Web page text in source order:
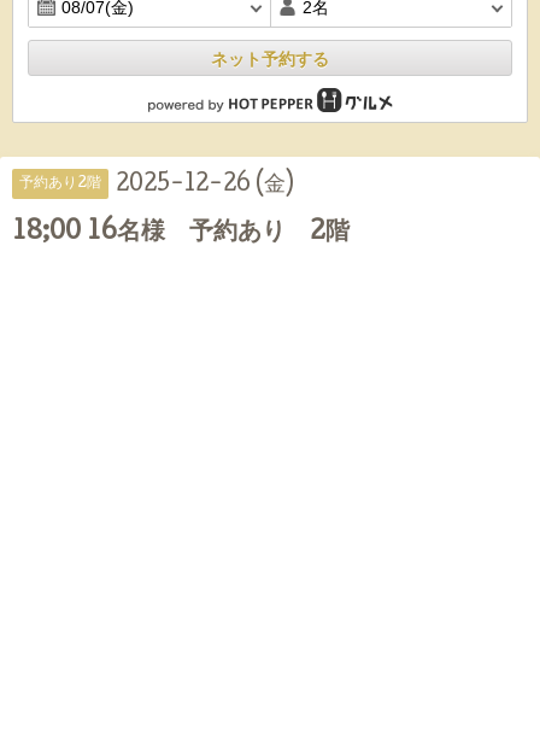
ネット予約する
予約あり2階 2025-12-26 (金)
18;00 16名様 予約あり 2階